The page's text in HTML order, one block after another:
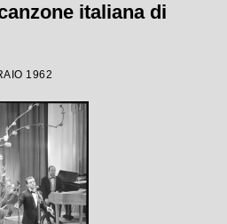
italiana di
1962